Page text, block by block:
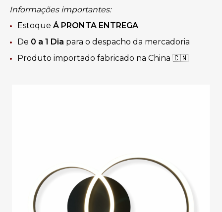
Informações importantes:
Estoque Á PRONTA ENTREGA
De 0 a 1 Dia para o despacho da mercadoria
Produto importado fabricado na China 🇨🇳